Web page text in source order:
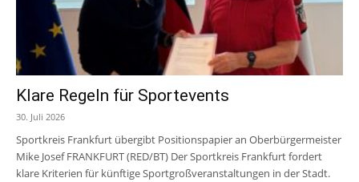
Klare Regeln für Sportevents
30. Juli 2026
Sportkreis Frankfurt übergibt Positionspapier an Oberbürgermeister
Mike Josef FRANKFURT (RED/BT) Der Sportkreis Frankfurt fordert
klare Kriterien für künftige Sportgroßveranstaltungen in der Stadt.